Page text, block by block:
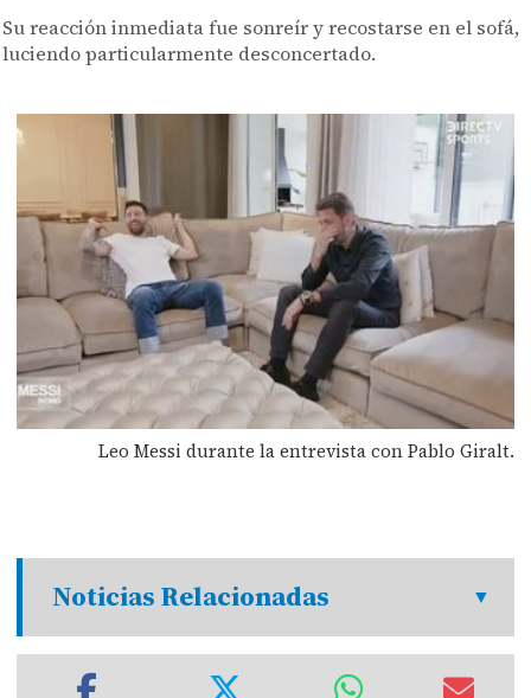
Su reacción inmediata fue sonreír y recostarse en el sofá,
luciendo particularmente desconcertado.
Leo Messi durante la entrevista con Pablo Giralt.
Noticias Relacionadas